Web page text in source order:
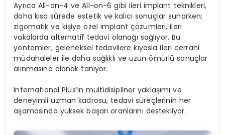
Ayrıca All-on-4 ve All-on-6 gibi ileri implant teknikleri,
daha kısa sürede estetik ve kalıcı sonuçlar sunarken;
zigomatik ve kişiye özel implant çözümleri, ileri
vakalarda alternatif tedavi olanağı sağlıyor. Bu
yöntemler, geleneksel tedavilere kıyasla ileri cerrahi
müdahaleler ile daha sağlıklı ve uzun ömürlü sonuçlar
alınmasına olanak tanıyor.
International Plus’ın multidisipliner yaklaşımı ve
deneyimli uzman kadrosu, tedavi süreçlerinin her
aşamasında yüksek başarı oranlarını destekliyor.